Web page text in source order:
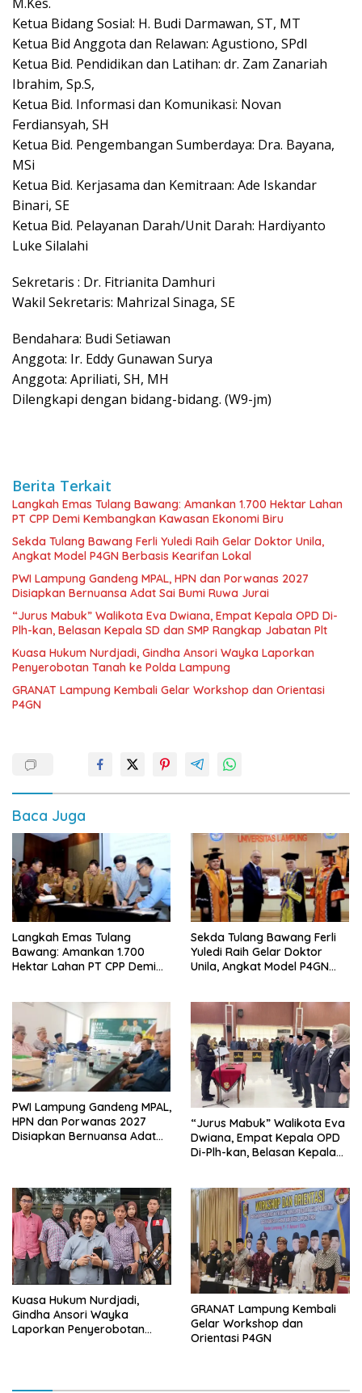
Ketua Bidang Sosial: H. Budi Darmawan, ST, MT
Ketua Bid Anggota dan Relawan: Agustiono, SPdI
Ketua Bid. Pendidikan dan Latihan: dr. Zam Zanariah
Ibrahim, Sp.S,
Ketua Bid. Informasi dan Komunikasi: Novan
Ferdiansyah, SH
Ketua Bid. Pengembangan Sumberdaya: Dra. Bayana,
MSi
Ketua Bid. Kerjasama dan Kemitraan: Ade Iskandar
Binari, SE
Ketua Bid. Pelayanan Darah/Unit Darah: Hardiyanto
Luke Silalahi
Sekretaris : Dr. Fitrianita Damhuri
Wakil Sekretaris: Mahrizal Sinaga, SE
Bendahara: Budi Setiawan
Anggota: Ir. Eddy Gunawan Surya
Anggota: Apriliati, SH, MH
Dilengkapi dengan bidang-bidang. (W9-jm)
Berita Terkait
Langkah Emas Tulang Bawang: Amankan 1.700 Hektar Lahan
PT CPP Demi Kembangkan Kawasan Ekonomi Biru
Sekda Tulang Bawang Ferli Yuledi Raih Gelar Doktor Unila,
Angkat Model P4GN Berbasis Kearifan Lokal
PWI Lampung Gandeng MPAL, HPN dan Porwanas 2027
Disiapkan Bernuansa Adat Sai Bumi Ruwa Jurai
“Jurus Mabuk” Walikota Eva Dwiana, Empat Kepala OPD Di-
Plh-kan, Belasan Kepala SD dan SMP Rangkap Jabatan Plt
Kuasa Hukum Nurdjadi, Gindha Ansori Wayka Laporkan
Penyerobotan Tanah ke Polda Lampung
GRANAT Lampung Kembali Gelar Workshop dan Orientasi
P4GN
Baca Juga
Langkah Emas Tulang
Bawang: Amankan 1.700
Hektar Lahan PT CPP Demi
Sekda Tulang Bawang Ferli
Yuledi Raih Gelar Doktor
Unila, Angkat Model P4GN
PWI Lampung Gandeng MPAL,
HPN dan Porwanas 2027
Disiapkan Bernuansa Adat
“Jurus Mabuk” Walikota Eva
Dwiana, Empat Kepala OPD
Di-Plh-kan, Belasan Kepala
Kuasa Hukum Nurdjadi,
Gindha Ansori Wayka
Laporkan Penyerobotan
GRANAT Lampung Kembali
Gelar Workshop dan
Orientasi P4GN